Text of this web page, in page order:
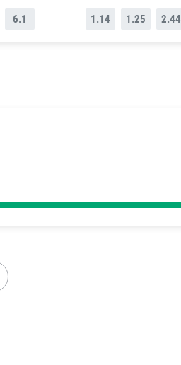
6.1 1.14 1.25 2.44